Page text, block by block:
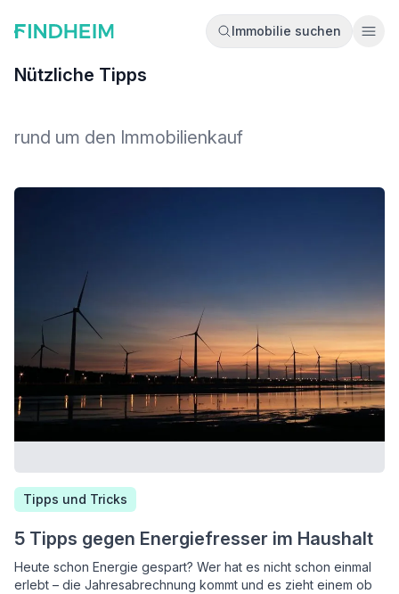
Immobilie suchen
Nützliche Tipps
rund um den Immobilienkauf
Tipps und Tricks
5 Tipps gegen Energiefresser im Haushalt
Heute schon Energie gespart? Wer hat es nicht schon einmal
erlebt – die Jahresabrechnung kommt und es zieht einem ob